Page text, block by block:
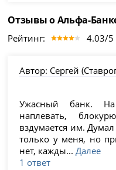
Отзывы о Альфа-
Рейтинг: 4.03/5
Автор: Сергей
Ужасный банк.
наплевать,
вздумается им.
только у меня, но
нет, кажды...Далее
1 ответ